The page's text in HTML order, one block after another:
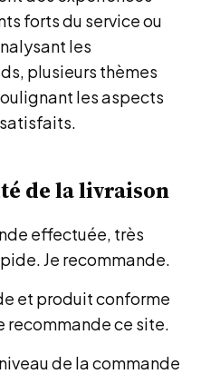
forts du service ou
les
plusieurs thèmes
les aspects
de la livraison
effectuée, très
Je recommande.
et produit conforme
recommande ce site.
de la commande